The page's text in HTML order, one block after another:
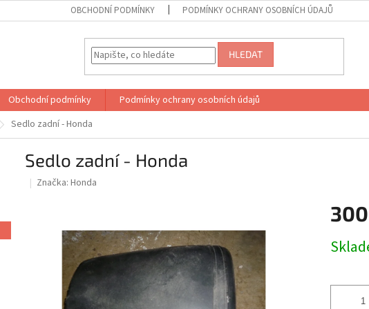
OBCHODNÍ PODMÍNKY PODMÍNKY OCHRANY OSOBNÍCH ÚDAJŮ
HLEDAT
Obchodní podmínky
Podmínky ochrany osobních údajů
Sedlo zadní - Honda
Sedlo zadní - Honda
Značka: Honda
cena: